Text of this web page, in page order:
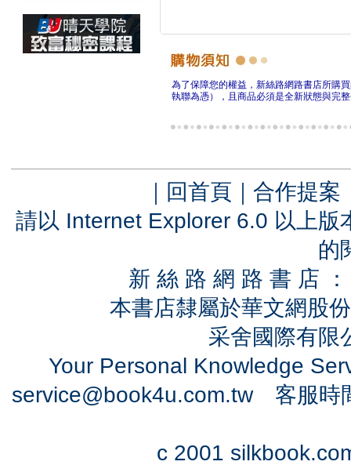
為了保障您的權益，新絲路網路書店所購
執聯為憑），且商品必須是全新狀態與完
｜ 回首頁 ｜ 合作提案
請以 Internet Explorer 6.0 以上
的
新 絲 路 網 路 書 店
本書店隸屬於華文網股
采舍國際有
Your Personal Knowledge
service@book4u.com.tw客服時
c 2001